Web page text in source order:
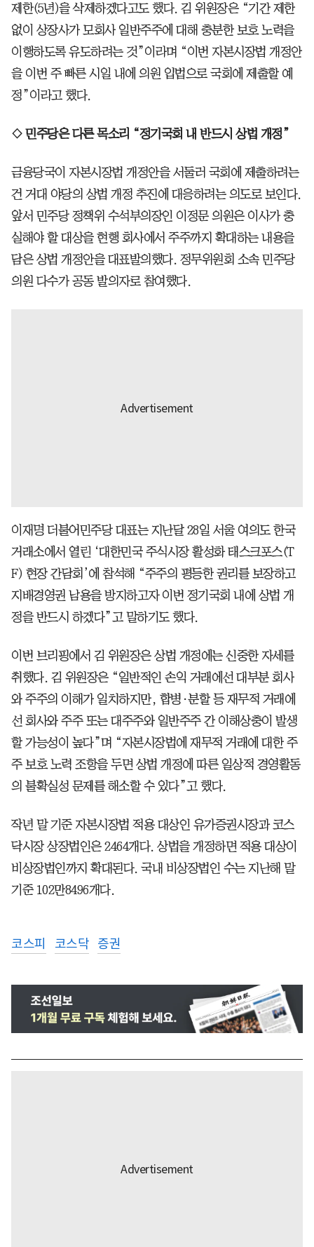
제한(5년)을 삭제하겠다고도 했다. 김 위원장은 “기간 제한
없이 상장사가 모회사 일반주주에 대해 충분한 보호 노력을
이행하도록 유도하려는 것”이라며 “이번 자본시장법 개정안
을 이번 주 빠른 시일 내에 의원 입법으로 국회에 제출할 예
정”이라고 했다.
◇ 민주당은 다른 목소리 “정기국회 내 반드시 상법 개정”
금융당국이 자본시장법 개정안을 서둘러 국회에 제출하려는
건 거대 야당의 상법 개정 추진에 대응하려는 의도로 보인다.
앞서 민주당 정책위 수석부의장인 이정문 의원은 이사가 충
실해야 할 대상을 현행 회사에서 주주까지 확대하는 내용을
담은 상법 개정안을 대표발의했다. 정무위원회 소속 민주당
의원 다수가 공동 발의자로 참여했다.
이재명 더불어민주당 대표는 지난달 28일 서울 여의도 한국
거래소에서 열린 ‘대한민국 주식시장 활성화 태스크포스(T
F) 현장 간담회’에 참석해 “주주의 평등한 권리를 보장하고
지배경영권 남용을 방지하고자 이번 정기국회 내에 상법 개
정을 반드시 하겠다”고 말하기도 했다.
이번 브리핑에서 김 위원장은 상법 개정에는 신중한 자세를
취했다. 김 위원장은 “일반적인 손익 거래에선 대부분 회사
와 주주의 이해가 일치하지만, 합병·분할 등 재무적 거래에
선 회사와 주주 또는 대주주와 일반주주 간 이해상충이 발생
할 가능성이 높다”며 “자본시장법에 재무적 거래에 대한 주
주 보호 노력 조항을 두면 상법 개정에 따른 일상적 경영활동
의 불확실성 문제를 해소할 수 있다”고 했다.
작년 말 기준 자본시장법 적용 대상인 유가증권시장과 코스
닥시장 상장법인은 2464개다. 상법을 개정하면 적용 대상이
비상장법인까지 확대된다. 국내 비상장법인 수는 지난해 말
기준 102만8496개다.
코스피 코스닥 증권